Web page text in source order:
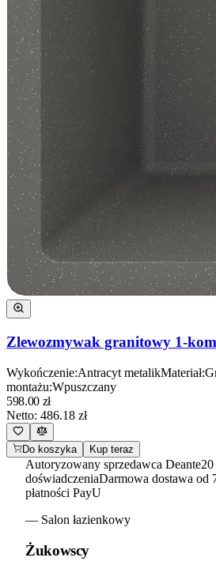
Zlewozmywak granitowy 1-
Wykończenie:Antracyt metalikMateriał:
montażu:Wpuszczany
598.00 zł
Netto: 486.18 zł
Do koszyka Kup teraz
Autoryzowany sprzedawca Deante
doświadczeniaDarmowa dostawa od
płatności PayU
— Salon łazienkowy
Żukowscy